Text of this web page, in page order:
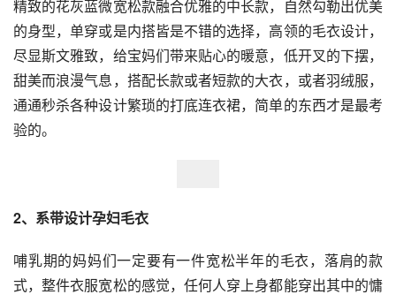
精致的花灰蓝微宽松款融合优雅的中长款，自然勾勒出优美
的身型，单穿或是内搭皆是不错的选择，高领的毛衣设计，
尽显斯文雅致，给宝妈们带来贴心的暖意，低开叉的下摆，
甜美而浪漫气息，搭配长款或者短款的大衣，或者羽绒服，
通通秒杀各种设计繁琐的打底连衣裙，简单的东西才是最考
验的。
2、系带设计孕妇毛衣
哺乳期的妈妈们一定要有一件宽松半年的毛衣，落肩的款
式，整件衣服宽松的感觉，任何人穿上身都能穿出其中的慵